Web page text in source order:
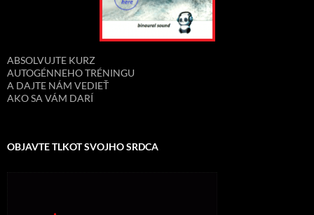
ABSOLVUJTE KURZ
AUTOGÉNNEHO TRÉNINGU
A DAJTE NÁM VEDIEŤ
AKO SA VÁM DARÍ
OBJAVTE TLKOT SVOJHO SRDCA